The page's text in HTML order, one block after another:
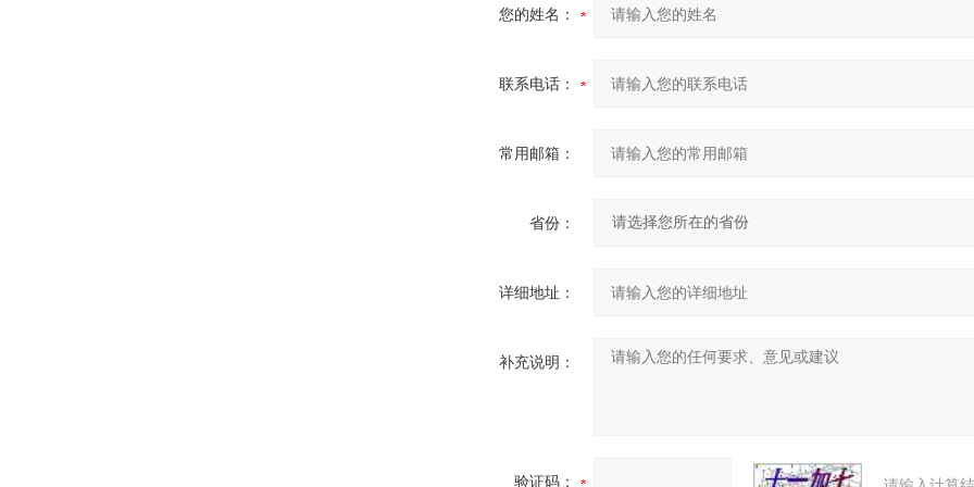
您的姓名：
联系电话：
常用邮箱：
省份：
详细地址：
补充说明：
验证码：